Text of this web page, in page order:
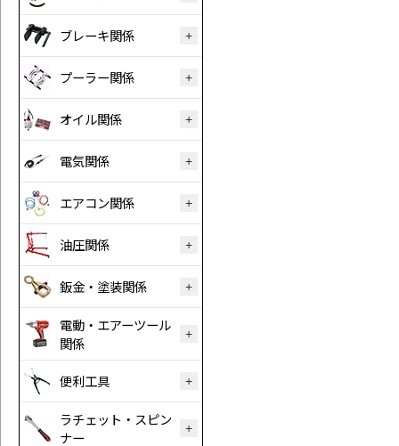
ブレーキ関係
プーラー関係
オイル関係
電気関係
エアコン関係
油圧関係
鈑金・塗装関係
電動・エアーツール
関係
便利工具
ラチェット・スピン
ナー